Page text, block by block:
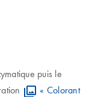
puis le
« Colorant